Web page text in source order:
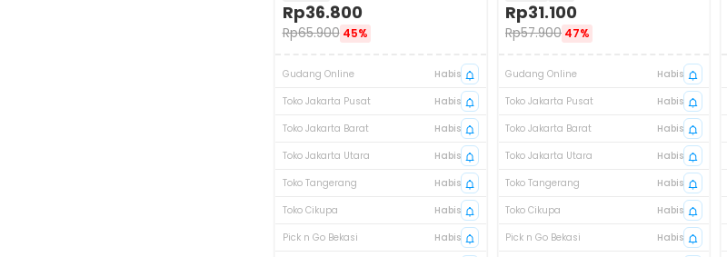
Rp36.800
Rp65.900 45%
Gudang Online
Habis
Toko Jakarta Pusat
Habis
Toko Jakarta Barat
Habis
Toko Jakarta Utara
Habis
Toko Tangerang
Habis
Toko Cikupa
Habis
Pick n Go Bekasi
Habis
Rp31.100
Rp57.900 47%
Gudang Online
Habis
Toko Jakarta Pusat
Habis
Toko Jakarta Barat
Habis
Toko Jakarta Utara
Habis
Toko Tangerang
Habis
Toko Cikupa
Habis
Pick n Go Bekasi
Habis